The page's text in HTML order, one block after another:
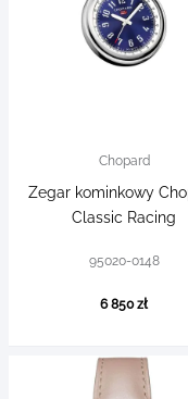
Chopard
Zegar kominkowy
Classic Racing
95020-0148
6 850 zł